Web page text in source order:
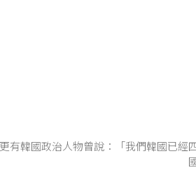
有韓國政治人物曾說：「我們韓國已